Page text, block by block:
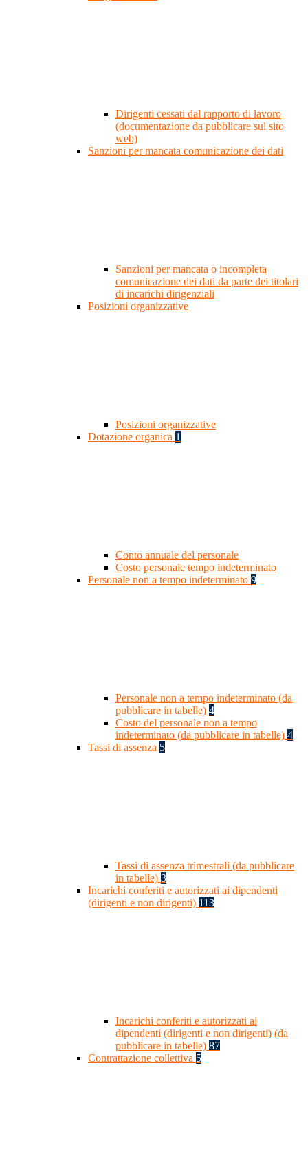
Dirigenti cessati dal rapporto di lavoro
(documentazione da pubblicare sul sito
web)
Sanzioni per mancata comunicazione dei dati
Sanzioni per mancata o incompleta
comunicazione dei dati da parte dei titolari
di incarichi dirigenziali
Posizioni organizzative
Posizioni organizzative
Dotazione organica 1
Conto annuale del personale
Costo personale tempo indeterminato
Personale non a tempo indeterminato 9
Personale non a tempo indeterminato (da
pubblicare in tabelle) 4
Costo del personale non a tempo
indeterminato (da pubblicare in tabelle) 4
Tassi di assenza 5
Tassi di assenza trimestrali (da pubblicare
in tabelle) 3
Incarichi conferiti e autorizzati ai dipendenti
(dirigenti e non dirigenti) 113
Incarichi conferiti e autorizzati ai
dipendenti (dirigenti e non dirigenti) (da
pubblicare in tabelle) 87
Contrattazione collettiva 5